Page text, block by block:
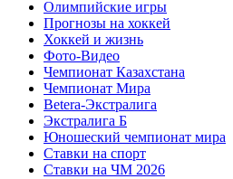
Олимпийские игры
Прогнозы на хоккей
Хоккей и жизнь
Фото-Видео
Чемпионат Казахстана
Чемпионат Мира
Betera-Экстралига
Экстралига Б
Юношеский чемпионат мира
Ставки на спорт
Ставки на ЧМ 2026